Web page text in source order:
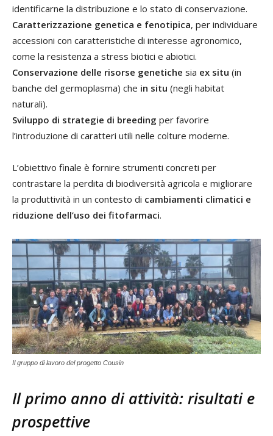
identificarne la distribuzione e lo stato di conservazione.
Caratterizzazione genetica e fenotipica, per individuare
accessioni con caratteristiche di interesse agronomico,
come la resistenza a stress biotici e abiotici.
Conservazione delle risorse genetiche sia ex situ (in
banche del germoplasma) che in situ (negli habitat
naturali).
Sviluppo di strategie di breeding per favorire
l’introduzione di caratteri utili nelle colture moderne.
L’obiettivo finale è fornire strumenti concreti per
contrastare la perdita di biodiversità agricola e migliorare
la produttività in un contesto di cambiamenti climatici e
riduzione dell’uso dei fitofarmaci.
Il gruppo di lavoro del progetto Cousin
Il primo anno di attività: risultati e
prospettive